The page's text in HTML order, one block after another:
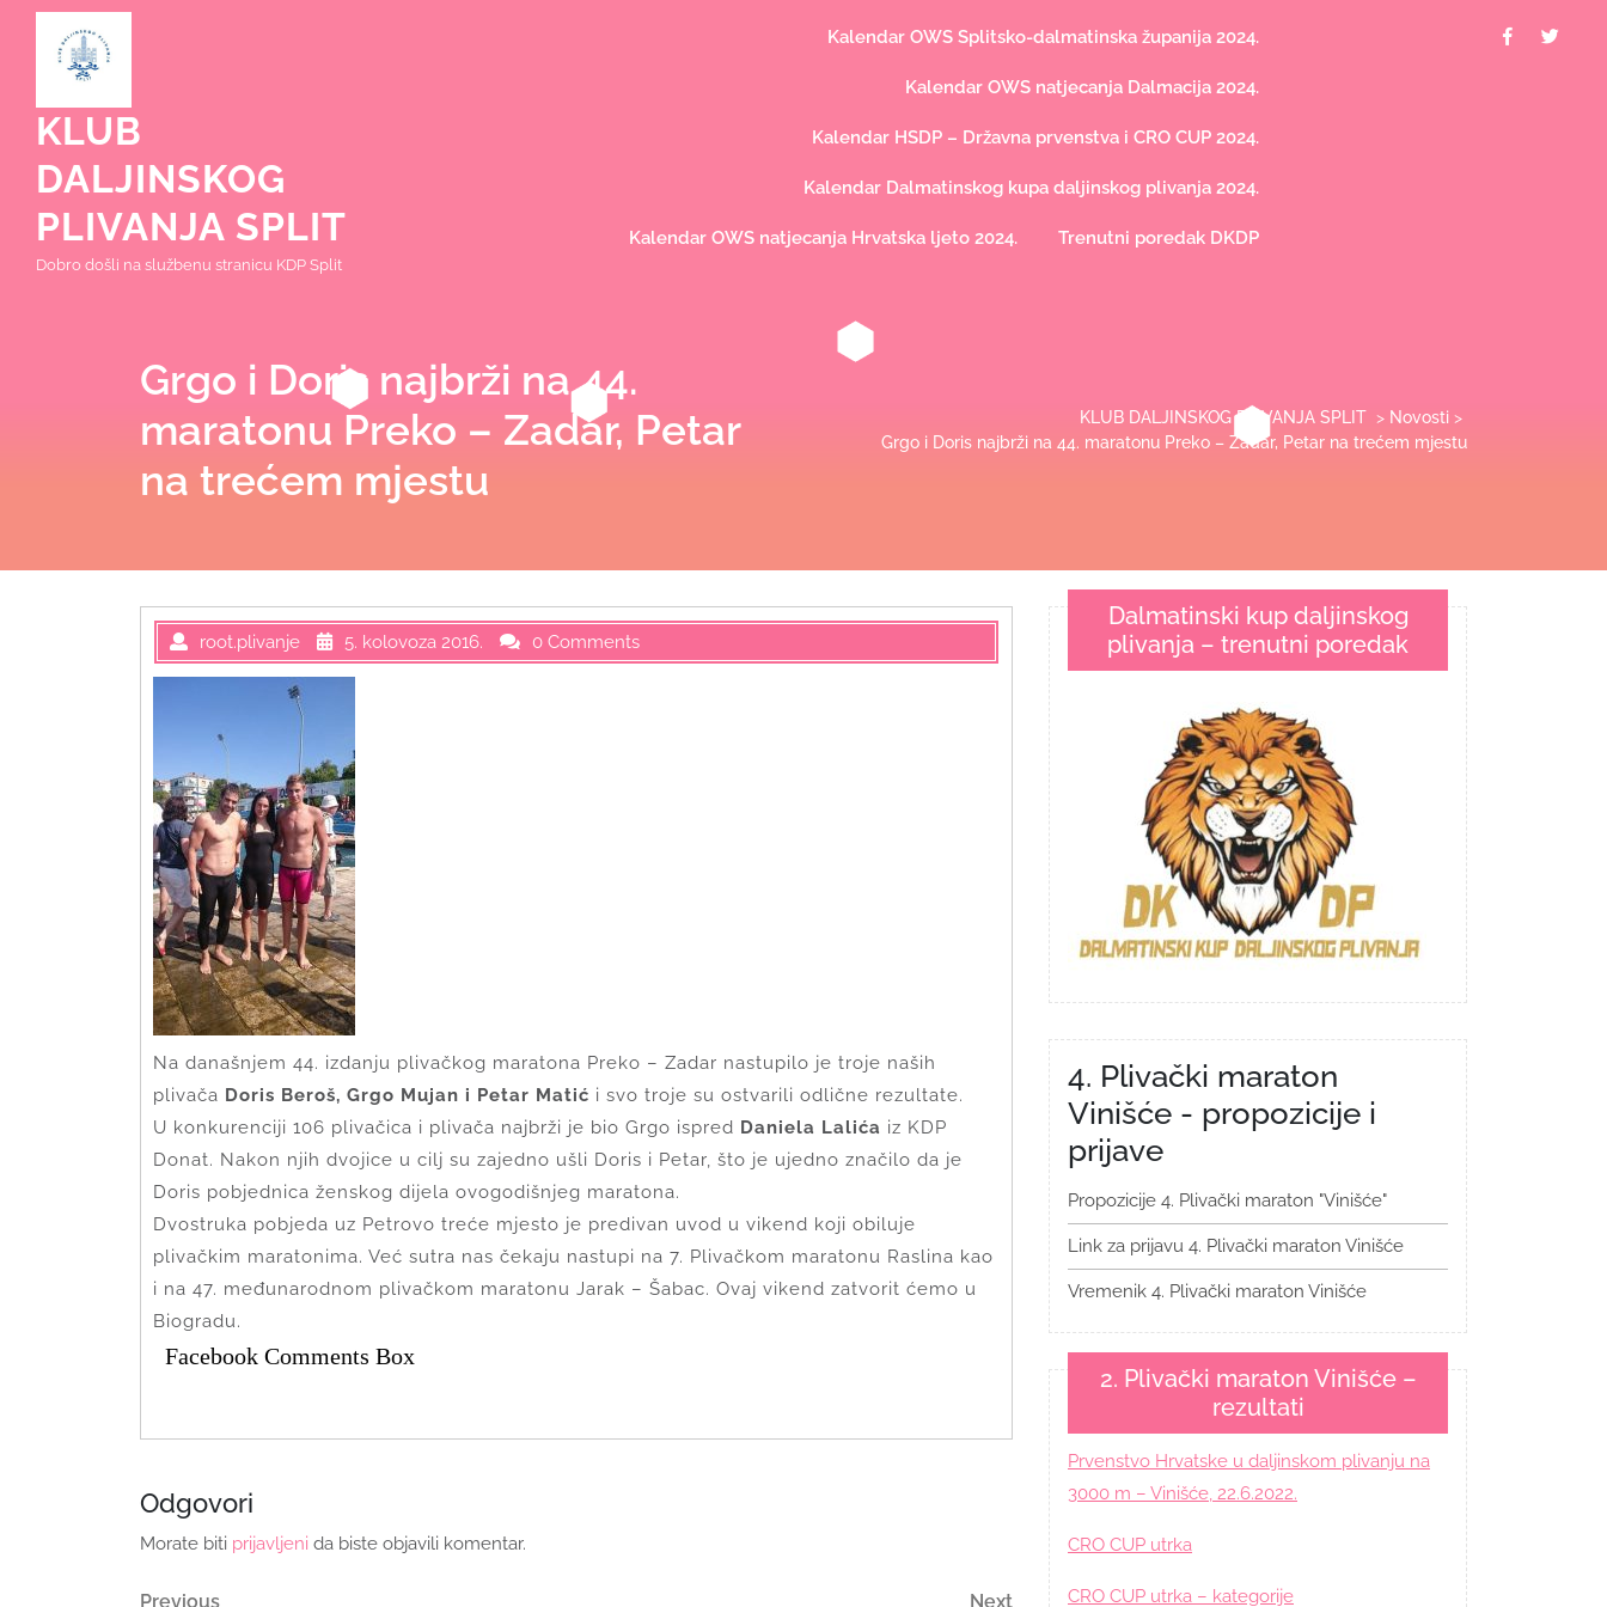
content
KLUB
DALJINSKOG
PLIVANJA SPLIT
Dobro došli na službenu stranicu KDP Split
Kalendar OWS Splitsko-dalmatinska županija 2024.
Kalendar OWS natjecanja Dalmacija 2024.
Kalendar HSDP – Državna prvenstva i CRO CUP 2024.
Kalendar Dalmatinskog kupa daljinskog plivanja 2024.
Kalendar OWS natjecanja Hrvatska ljeto 2024. Trenutni poredak DKDP
Facebook
Grgo i Doris najbrži na 44.
maratonu Preko – Zadar, Petar
na trećem mjestu
KLUB DALJINSKOG PLIVANJA SPLIT > Novosti >
Grgo i Doris najbrži na 44. maratonu Preko – Zadar, Petar na trećem mjestu
root.plivanje 5. kolovoza 2016. 0 Comments
Na današnjem 44. izdanju plivačkog maratona Preko – Zadar nastupilo je troje naših
plivača Doris Beroš, Grgo Mujan i Petar Matić i svo troje su ostvarili odlične rezultate.
U konkurenciji 106 plivačica i plivača najbrži je bio Grgo ispred Daniela Lalića iz KDP
Donat. Nakon njih dvojice u cilj su zajedno ušli Doris i Petar, što je ujedno značilo da je
Doris pobjednica ženskog dijela ovogodišnjeg maratona.
Dvostruka pobjeda uz Petrovo treće mjesto je predivan uvod u vikend koji obiluje
plivačkim maratonima. Već sutra nas čekaju nastupi na 7. Plivačkom maratonu Raslina kao
i na 47. međunarodnom plivačkom maratonu Jarak – Šabac. Ovaj vikend zatvorit ćemo u
Biogradu.
Facebook Comments Box
Odgovori
Morate biti prijavljeni da biste objavili komentar.
Previous
Previous Next
Next
Dalmatinski kup daljinskog
plivanja – trenutni poredak
4. Plivački maraton
Vinišće - propozicije i
prijave
Propozicije 4. Plivački maraton "Vinišće"
Link za prijavu 4. Plivački maraton Vinišće
Vremenik 4. Plivački maraton Vinišće
2. Plivački maraton Vinišće –
rezultati
Prvenstvo Hrvatske u daljinskom plivanju na
3000 m – Vinišće, 22.6.2022.
CRO CUP utrka
CRO CUP utrka – kategorije